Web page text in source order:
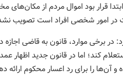
قرار بود اموال مردم از
در امور شخصی افراد است تصویب
در برخی موارد، قانون به قاضی
کند؛ اما در قانون جدید اظهار
و آن‌ها را برای رد اعسار محکوم ارائه